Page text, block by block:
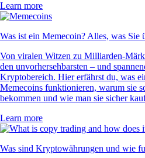
Learn more
Was ist ein Memecoin? Alles, was Sie
Von viralen Witzen zu Milliarden-
den unvorhersehbarsten – und
Kryptobereich. Hier erfährst du, was
Memecoins funktionieren, warum sie
bekommen und wie man sie sicher
Learn more
Was sind Kryptowährungen und wie